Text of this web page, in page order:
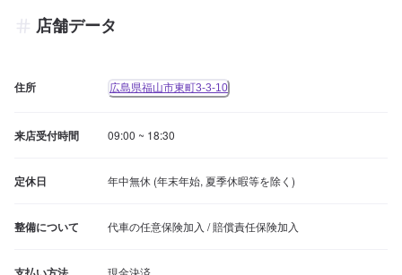
店舗データ
住所 広島県福山市東町3-3-10
来店受付時間 09:00 ~ 18:30
定休日 年中無休 (年末年始, 夏季休暇等を除く)
整備について 代車の任意保険加入 / 賠償責任保険加入
現金決済